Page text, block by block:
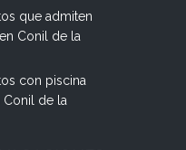
que admiten
Conil de la
con piscina
Conil de la